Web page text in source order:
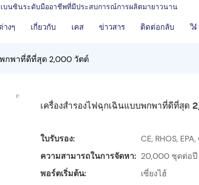
เบนซินระดับมืออาชีพที่มีประสบการณ์การผลิตมายาวนาน
างๆ เกี่ยวกับ เคส ข่าวสาร ติดต่อกลับ วิ
กพาที่ดีที่สุด 2,000 วัตต์
เครื่องสำรองไฟฉุกเฉินแบบพกพาที่ดีที่สุด
ใบรับรอง:
CE, RHOS,
ความสามารถในการจัดหา: 20,000 ชุดต่อปี
พอร์ตเริ่มต้น:
เซี่ยงไฮ้